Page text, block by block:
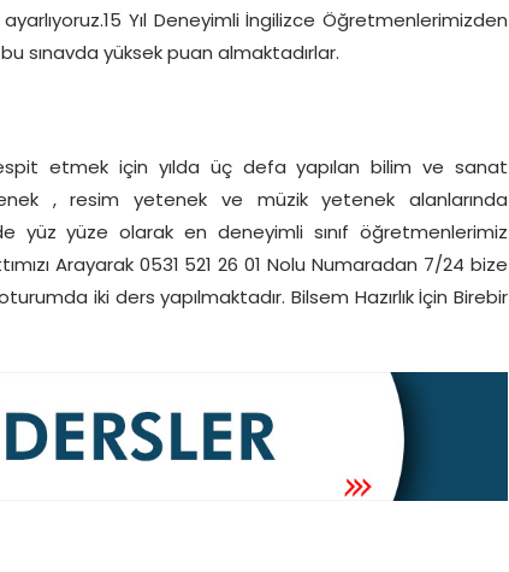
Yıl Deneyimli İngilizce Öğretmenlerimizden
sınavda yüksek puan almaktadırlar.
etmek için yılda üç defa yapılan bilim ve sanat
, resim yetenek ve müzik yetenek alanlarında
yüz yüze olarak en deneyimli sınıf öğretmenlerimiz
Arayarak 0531 521 26 01 Nolu Numaradan 7/24 bize
iki ders yapılmaktadır. Bilsem Hazırlık İçin Birebir